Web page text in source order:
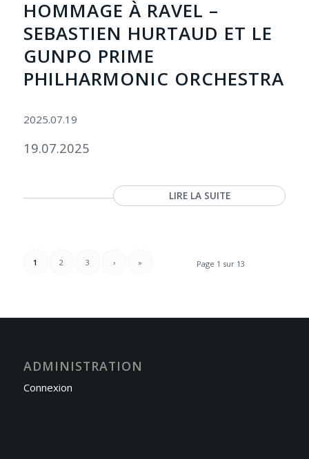
HOMMAGE À RAVEL –
SEBASTIEN HURTAUD ET LE
GUNPO PRIME
PHILHARMONIC ORCHESTRA
2025.07.19
19.07.2025
LIRE LA SUITE
Page 1 sur 13
1 2 3 › »
ADMINISTRATION
Connexion